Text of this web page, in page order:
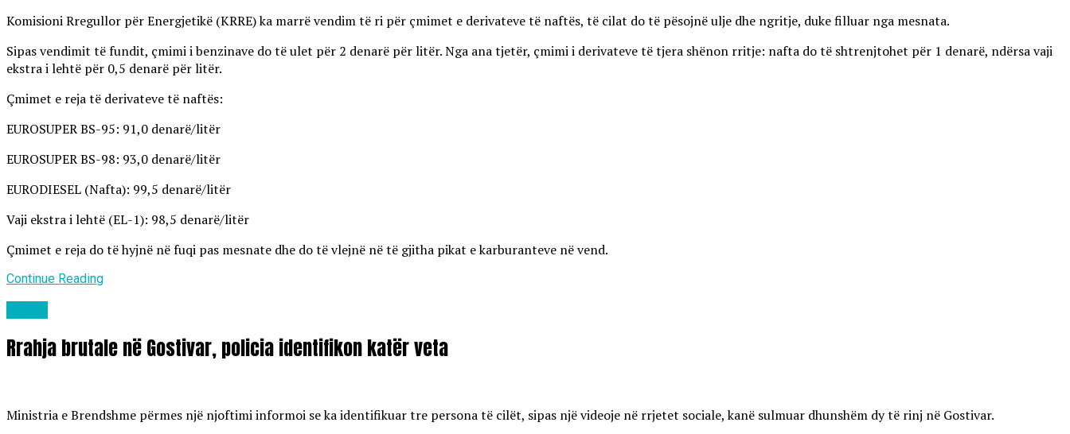
Komisioni Rregullor për Energjetikë (KRRE) ka marrë vendim të ri për çmimet e derivateve të naftës, të cilat do të pësojnë ulje dhe ngritje, duke filluar nga mesnata.
Sipas vendimit të fundit, çmimi i benzinave do të ulet për 2 denarë për litër. Nga ana tjetër, çmimi i derivateve të tjera shënon rritje: nafta do të shtrenjtohet për 1 denarë, ndërsa vaji
ekstra i lehtë për 0,5 denarë për litër.
Çmimet e reja të derivateve të naftës:
EUROSUPER BS-95: 91,0 denarë/litër
EUROSUPER BS-98: 93,0 denarë/litër
EURODIESEL (Nafta): 99,5 denarë/litër
Vaji ekstra i lehtë (EL-1): 98,5 denarë/litër
Çmimet e reja do të hyjnë në fuqi pas mesnate dhe do të vlejnë në të gjitha pikat e karburanteve në vend.
Continue Reading
Rrahja brutale në Gostivar, policia identifikon katër veta
Ministria e Brendshme përmes një njoftimi informoi se ka identifikuar tre persona të cilët, sipas një videoje në rrjetet sociale, kanë sulmuar dhunshëm dy të rinj në Gostivar.